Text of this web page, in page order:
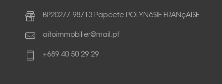
BP20277 98713 Papeete POLYNéSIE FRANçAISE
aitoimmobilier@mail.pf
+689 40 50 29 29